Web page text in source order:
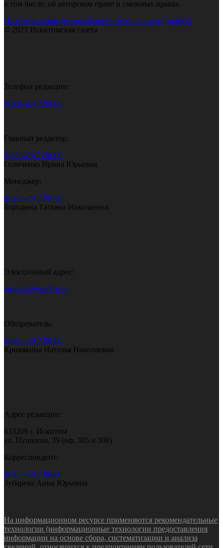
в том числе, об авторском праве и смежных правах.
Политика конфиденциальности персональных данных
© 2023 Искитимская газета
Телефон редакции:
8(383-43) 7-90-60
Главный редактор:
8(383-43) 7-90-60
Голиченко Ирина Юрьевна
Менеджер:
8(383-43) 7-90-60
Бородина Татьяна Николаевна
Электронный адрес:
gazeta.i@yandex.ru
Обозреватель:
8(383-43) 7-90-60
Кривякина Наталья Николаевна
Адрес редакции:
633209 г. Искитим
ул. Пушкина, 39 (оф. 305 и 308)
Корреспондент:
8(383-43) 7-90-60
Зубарева Анна Юрьевна
На информационном ресурсе применяются рекомендательные
технологии (информационные технологии предоставления
информации на основе сбора, систематизации и анализа